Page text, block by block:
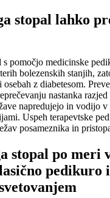
stopal lahko
s pomočjo medicinske
bolezenskih stanjih,
z diabetesom.
nastanka razjed
napredujejo in vodijo v
Uspeh terapevtske
posameznika in
stopal po meri
pedikuro